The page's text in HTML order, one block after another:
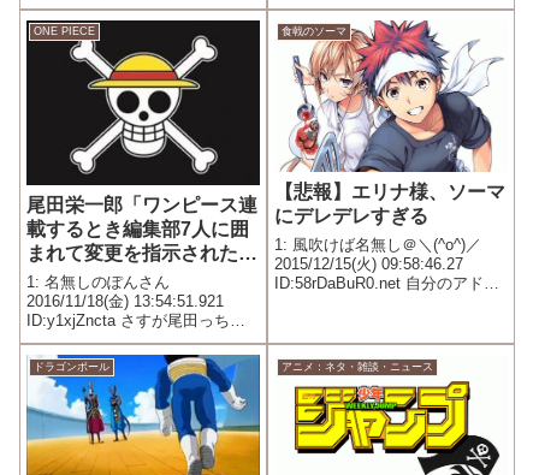
ONE PIECE
尾田栄一郎「ワンピース連
載するとき編集部7人に囲
まれて変更を指示されたけ
ど突っぱねた」
1: 名無しのぽんさん
2016/11/18(金) 13:54:51.921
ID:y1xjZncta さすが尾田っちだ
わ
食戟のソーマ
【悲報】エリナ様、ソーマ
にデレデレすぎる
1: 風吹けば名無し＠＼(^o^)／
2015/12/15(火) 09:58:46.27
ID:58rDaBuR0.net 自分のアドバ
もらいたい模様
ドラゴンボール アニメ：ネタ・雑談・ニュース